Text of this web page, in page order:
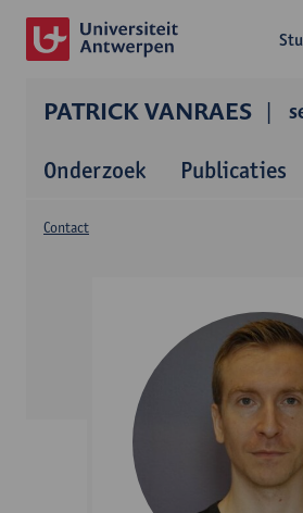
PATRICK VANRAES
Onderzoek Publicaties
Contact